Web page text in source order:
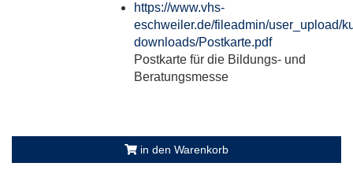
https://www.vhs-
eschweiler.de/fileadmin/user_upload/
downloads/Postkarte.pdf
Postkarte für die Bildungs- und
Beratungsmesse
in den Warenkorb